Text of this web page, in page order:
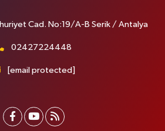
Cad. No:19/A-B Serik / Antalya
02427224448
[email protected]